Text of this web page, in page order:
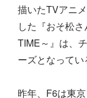
描いたTVアニ
した『おそ松
TIME～』は、
ーズとなってい
昨年、F6は東